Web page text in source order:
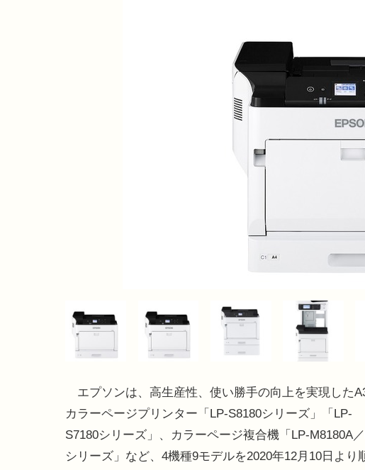
エプソンは、高生産性、使い勝手の向上を実現した
カラーページプリンター「LP-S8180シリーズ」「LP-
S7180シリーズ」、カラーページ複合機「LP-M8180A
シリーズ」など、4機種9モデルを2020年12月10日より